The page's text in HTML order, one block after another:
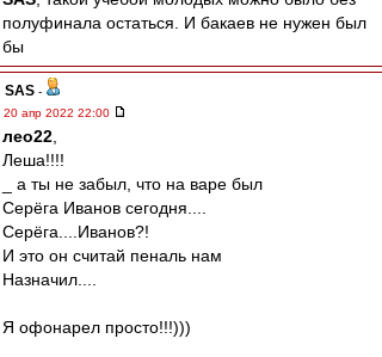
полуфинала остаться. И бакаев не нужен был
бы
SAS -
20 апр 2022 22:00
лео22
Леша!!!!
_ а ты не забыл, что на варе был
Серёга Иванов сегодня....
Серёга....Иванов?!
И это он считай пеналь нам
Назначил....
Я офонарел просто!!!)))